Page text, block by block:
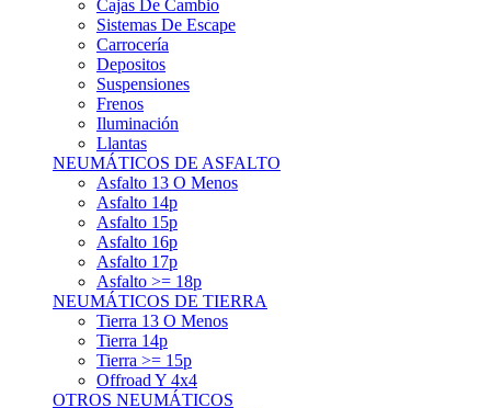
Carrocería
Depositos
Suspensiones
Frenos
Iluminación
Llantas
NEUMÁTICOS DE ASFALTO
Asfalto 13 O Menos
Asfalto 14p
Asfalto 15p
Asfalto 16p
Asfalto 17p
Asfalto >= 18p
NEUMÁTICOS DE TIERRA
Tierra 13 O Menos
Tierra 14p
Tierra >= 15p
Offroad Y 4x4
OTROS NEUMÁTICOS
Otros Tipos De Neumáticos